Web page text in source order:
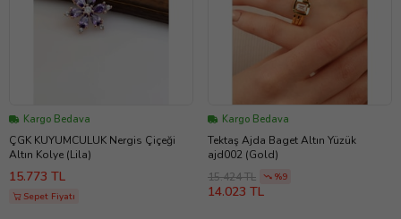
Kargo Bedava
ÇGK KUYUMCULUK Nergis Çiçeği
Altın Kolye (Lila)
15.773 TL
Sepet Fiyatı
Kargo Bedava
Tektaş Ajda Baget Altın Yüzük
ajd002 (Gold)
15.424 TL
%9
14.023 TL